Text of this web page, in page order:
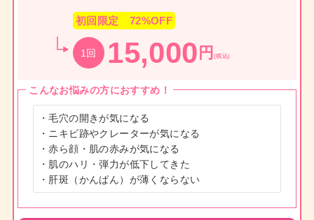
初回限定 72%OFF
1回 15,000 円(税込)
こんなお悩みの方におすすめ！
・毛穴の開きが気になる
・ニキビ跡やクレーターが気になる
・赤ら顔・肌の赤みが気になる
・肌のハリ・弾力が低下してきた
・肝斑（かんぱん）が薄くならない